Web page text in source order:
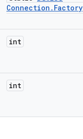
Connection . Factory
int
int